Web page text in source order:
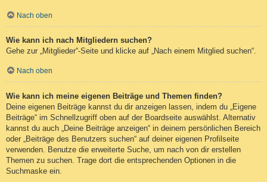
Nach oben
Wie kann ich nach Mitgliedern suchen?
Gehe zur „Mitglieder“-Seite und klicke auf „Nach einem Mitglied suchen“.
Nach oben
Wie kann ich meine eigenen Beiträge und Themen finden?
Deine eigenen Beiträge kannst du dir anzeigen lassen, indem du „Eigene
Beiträge“ im Schnellzugriff oben auf der Boardseite auswählst. Alternativ
kannst du auch „Deine Beiträge anzeigen“ in deinem persönlichen Bereich
oder „Beiträge des Benutzers suchen“ auf deiner eigenen Profilseite
verwenden. Benutze die erweiterte Suche, um nach von dir erstellen
Themen zu suchen. Trage dort die entsprechenden Optionen in die
Suchmaske ein.